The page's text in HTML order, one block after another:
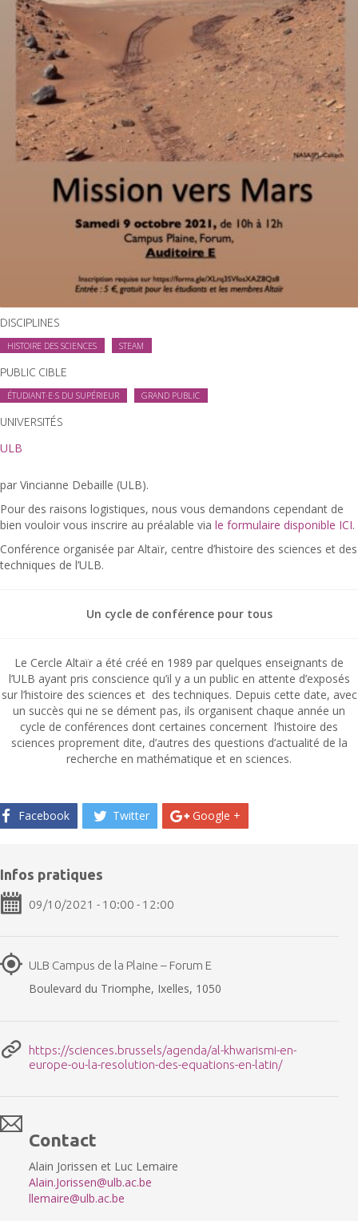
DISCIPLINES
HISTOIRE DES SCIENCES STEAM
PUBLIC CIBLE
ÉTUDIANT·E·S DU SUPÉRIEUR GRAND PUBLIC
UNIVERSITÉS
ULB
par Vincianne Debaille (ULB).
Pour des raisons logistiques, nous vous demandons cependant de
bien vouloir vous inscrire au préalable via le formulaire disponible ICI.
Conférence organisée par Altaïr, centre d’histoire des sciences et des
techniques de l’ULB.
Un cycle de conférence pour tous
Le Cercle Altaïr a été créé en 1989 par quelques enseignants de
l’ULB ayant pris conscience qu’il y a un public en attente d’exposés
sur l’histoire des sciences et des techniques. Depuis cette date, avec
un succès qui ne se dément pas, ils organisent chaque année un
cycle de conférences dont certaines concernent l’histoire des
sciences proprement dite, d’autres des questions d’actualité de la
recherche en mathématique et en sciences.
Facebook Twitter Google +
Infos pratiques
09/10/2021 - 10:00 - 12:00
ULB Campus de la Plaine – Forum E
Boulevard du Triomphe, Ixelles, 1050
https://sciences.brussels/agenda/al-khwarismi-en-
europe-ou-la-resolution-des-equations-en-latin/
Contact
Alain Jorissen et Luc Lemaire
Alain.Jorissen@ulb.ac.be
llemaire@ulb.ac.be